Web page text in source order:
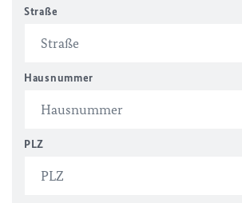
Straße
Hausnummer
PLZ